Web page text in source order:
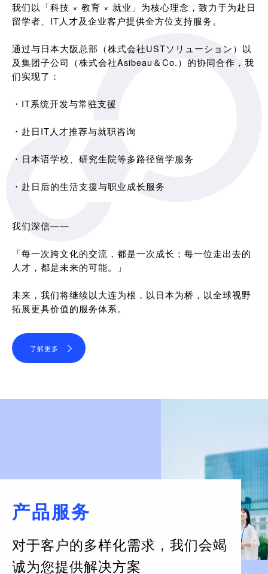
我们以「科技 × 教育 × 就业」为核心理念，致力于为赴日
留学者、IT人才及企业客户提供全方位支持服务。
通过与日本大阪总部（株式会社USTソリューション）以
及集团子公司（株式会社Asibeau＆Co.）的协同合作，我
们实现了：
・IT系统开发与常驻支援
・赴日IT人才推荐与就职咨询
・日本语学校、研究生院等多路径留学服务
・赴日后的生活支援与职业成长服务
我们深信——
「每一次跨文化的交流，都是一次成长；每一位走出去的
人才，都是未来的可能。」
未来，我们将继续以大连为根，以日本为桥，以全球视野
拓展更具价值的服务体系。
了解更多
产品服务
对于客户的多样化需求， 我们会竭
诚为您提供解决方案